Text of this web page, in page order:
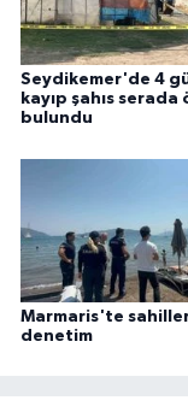
Seydikemer'de 4
kayıp şahıs serada
bulundu
Marmaris'te
denetim